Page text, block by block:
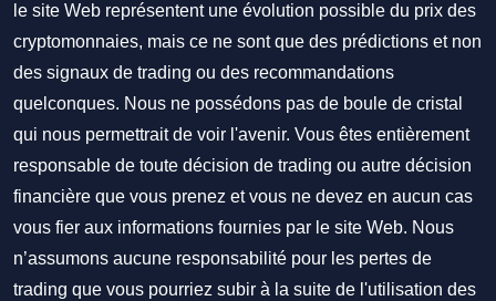
le site Web représentent une évolution possible du prix des
cryptomonnaies, mais ce ne sont que des prédictions et non
des signaux de trading ou des recommandations
quelconques. Nous ne possédons pas de boule de cristal
qui nous permettrait de voir l'avenir. Vous êtes entièrement
responsable de toute décision de trading ou autre décision
financière que vous prenez et vous ne devez en aucun cas
vous fier aux informations fournies par le site Web. Nous
n’assumons aucune responsabilité pour les pertes de
trading que vous pourriez subir à la suite de l'utilisation des